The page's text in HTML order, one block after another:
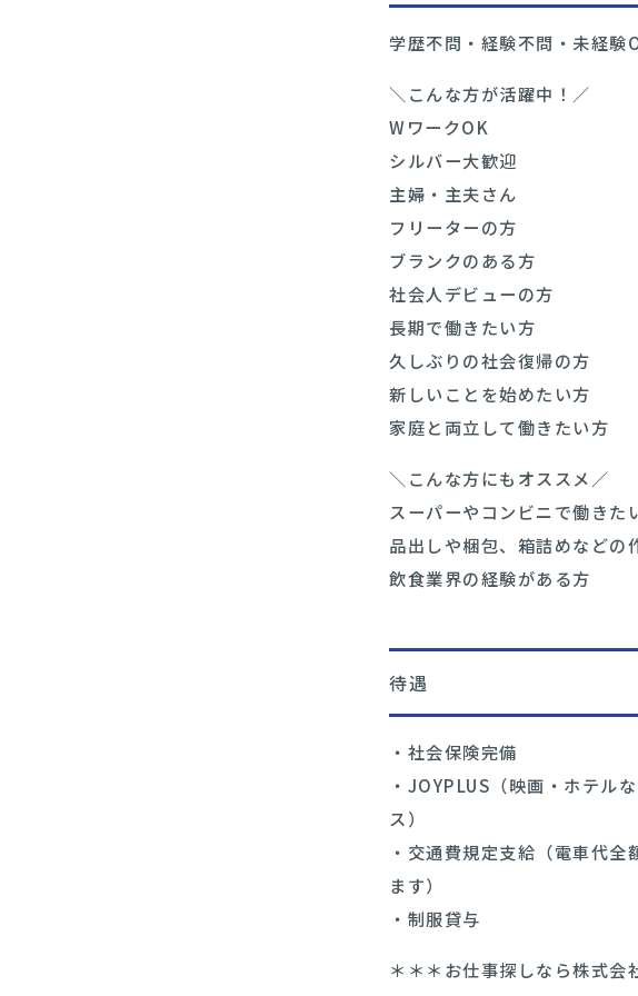
学歴不問・経験不問・未経験
＼こんな方が活躍中！／
WワークOK
シルバー大歓迎
主婦・主夫さん
フリーターの方
ブランクのある方
社会人デビューの方
⻑期で働きたい方
久しぶりの社会復帰の方
新しいことを始めたい方
家庭と両立して働きたい方
＼こんな方にもオススメ／
スーパーやコンビニで働きた
品出しや梱包、箱詰めなどの
飲食業界の経験がある方
待遇
・社会保険完備
・JOYPLUS（映画・ホテル
ス）
・交通費規定支給（電車代
ます）
・制服貸与
＊＊＊お仕事探しなら株式会